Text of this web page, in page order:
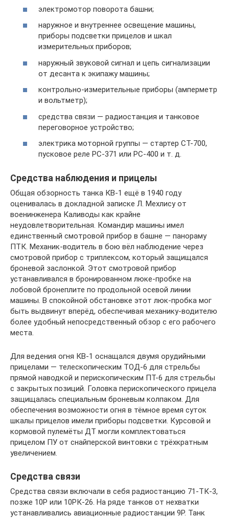
электромотор поворота башни;
наружное и внутреннее освещение машины,
приборы подсветки прицелов и шкал
измерительных приборов;
наружный звуковой сигнал и цепь сигнализации
от десанта к экипажу машины;
контрольно-измерительные приборы (амперметр
и вольтметр);
средства связи — радиостанция и танковое
переговорное устройство;
электрика моторной группы — стартер СТ-700,
пусковое реле РС-371 или РС-400 и т. д.
Средства наблюдения и прицелы
Общая обзорность танка КВ-1 ещё в 1940 году
оценивалась в докладной записке Л. Мехлису от
военинженера Каливоды как крайне
неудовлетворительная. Командир машины имел
единственный смотровой прибор в башне — панораму
ПТК. Механик-водитель в бою вёл наблюдение через
смотровой прибор с триплексом, который защищался
броневой заслонкой. Этот смотровой прибор
устанавливался в бронированном люке-пробке на
лобовой бронеплите по продольной осевой линии
машины. В спокойной обстановке этот люк-пробка мог
быть выдвинут вперёд, обеспечивая механику-водителю
более удобный непосредственный обзор с его рабочего
места.
Для ведения огня КВ-1 оснащался двумя орудийными
прицелами — телескопическим ТОД-6 для стрельбы
прямой наводкой и перископическим ПТ-6 для стрельбы
с закрытых позиций. Головка перископического прицела
защищалась специальным броневым колпаком. Для
обеспечения возможности огня в тёмное время суток
шкалы прицелов имели приборы подсветки. Курсовой и
кормовой пулемёты ДТ могли комплектоваться
прицелом ПУ от снайперской винтовки с трёхкратным
увеличением.
Средства связи
Средства связи включали в себя радиостанцию 71-ТК-3,
позже 10Р или 10РК-26. На ряде танков от нехватки
устанавливались авиационные радиостанции 9Р. Танк